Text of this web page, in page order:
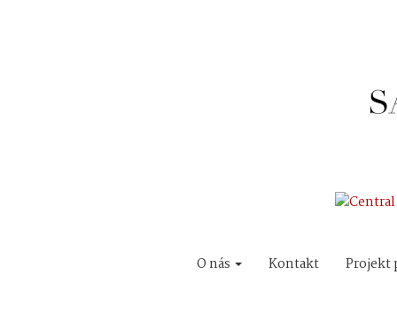
O nás Kontakt Projekt